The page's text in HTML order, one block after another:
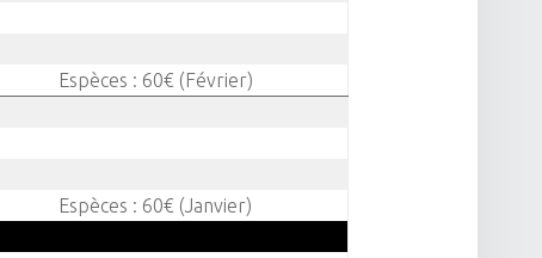
Espèces : 60€ (Février)
Espèces : 60€ (Janvier)